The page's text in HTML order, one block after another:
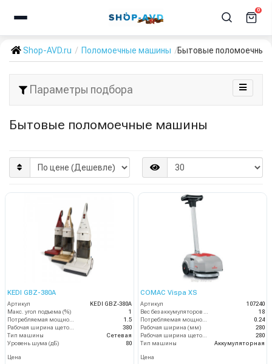
0
Shop-AVD.ru Поломоечные машины Бытовые
Параметры подбора
Бытовые поломоечные машины
KEDI GBZ-380A
Артикул
KEDI GBZ-380A
Макс. угол подъема (%)
1
1.5
380
Тип машины
Сетевая
Уровень шума (дБ)
80
Цена
COMAC Vispa XS
Артикул
107240
18
0.24
Рабочая ширина (мм)
280
280
Тип машины
Аккумуляторная
Цена